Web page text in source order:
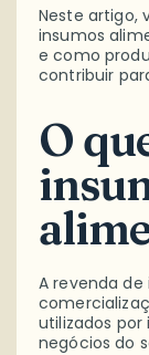
Neste artigo,
insumos
e como
contribuir
O
A revenda
utilizados
negócios do